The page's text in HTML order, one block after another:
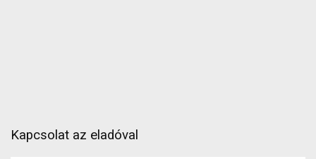
Kapcsolat az eladóval